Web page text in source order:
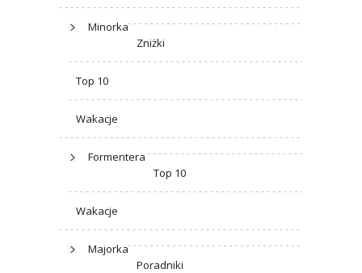
Minorka
Zniżki
Top 10
Wakacje
Formentera
Top 10
Wakacje
Majorka
Poradniki